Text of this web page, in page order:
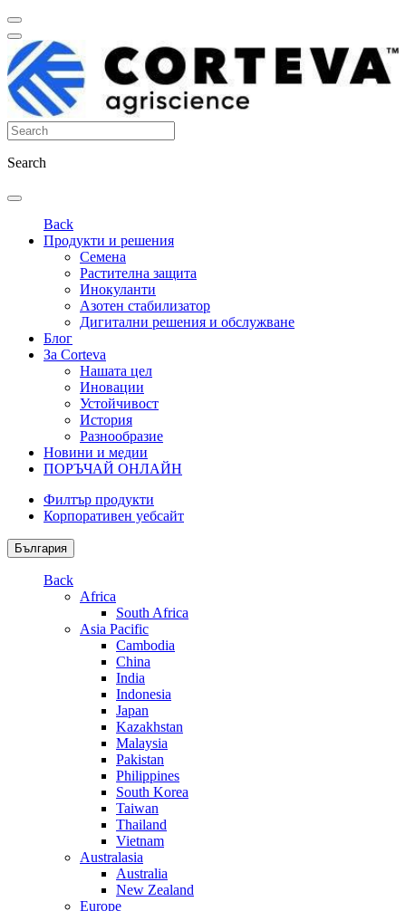
Search
Back
Продукти и решения
Семена
Растителна защита
Инокуланти
Азотен стабилизатор
Дигитални решения и обслужване
Блог
За Corteva
Нашата цел
Иновации
Устойчивост
История
Разнообразие
Новини и медии
ПОРЪЧАЙ ОНЛАЙН
Филтър продукти
Корпоративен уебсайт
България
Back
Africa
South Africa
Asia Pacific
Cambodia
China
India
Indonesia
Japan
Kazakhstan
Malaysia
Pakistan
Philippines
South Korea
Taiwan
Thailand
Vietnam
Australasia
Australia
New Zealand
Europe